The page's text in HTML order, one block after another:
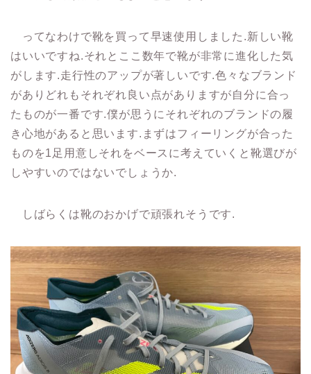
ってなわけで靴を買って早速使用しました.新しい靴
はいいですね.それとここ数年で靴が非常に進化した気
がします.走行性のアップが著しいです.色々なブランド
がありどれもそれぞれ良い点がありますが自分に合っ
たものが一番です.僕が思うにそれぞれのブランドの履
き心地があると思います.まずはフィーリングが合った
ものを1足用意しそれをベースに考えていくと靴選びが
しやすいのではないでしょうか.
しばらくは靴のおかげで頑張れそうです.